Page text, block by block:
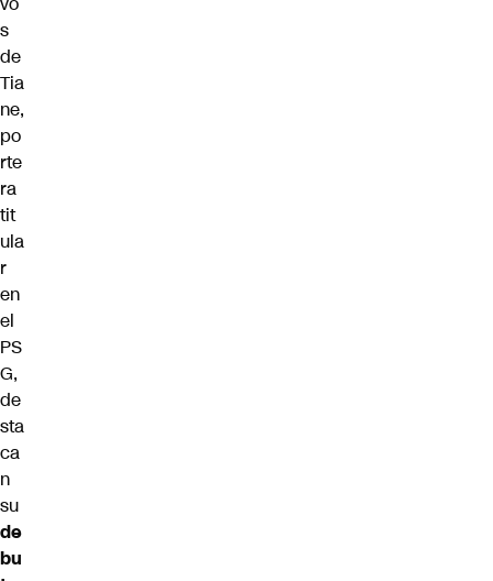
s
de
Tia
ne,
po
rte
ra
tit
ula
r
en
el
PS
G,
de
sta
ca
n
su
de
bu